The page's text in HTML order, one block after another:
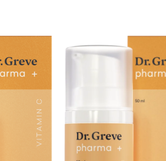
forsiktig over ansikt og hals. Skal
som ønsker å styrke, pleie og
fornyet glød. Med aktive
intensiv pleie og fuktighet,
er dermatologisk testet og
Toner som en del av din daglige